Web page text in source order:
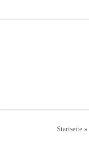
Startseite »